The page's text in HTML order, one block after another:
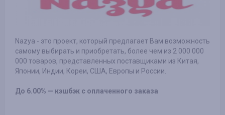
Nazya - это проект, который предлагает Вам возможность
самому выбирать и приобретать, более чем из 2 000 000
000 товаров, представленных поставщиками из Китая,
Японии, Индии, Кореи, США, Европы и России.
До 6.00% — кэшбэк с оплаченного заказа